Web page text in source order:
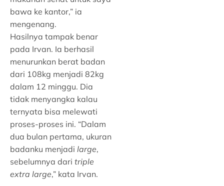
bawa ke kantor,” ia
mengenang.
Hasilnya tampak benar
pada Irvan. Ia berhasil
menurunkan berat badan
dari 108kg menjadi 82kg
dalam 12 minggu. Dia
tidak menyangka kalau
ternyata bisa melewati
proses-proses ini. “Dalam
dua bulan pertama, ukuran
badanku menjadi large,
sebelumnya dari triple
extra large,” kata Irvan.